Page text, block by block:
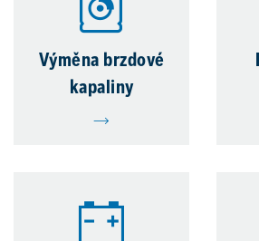
Výměna brzdové
kapaliny